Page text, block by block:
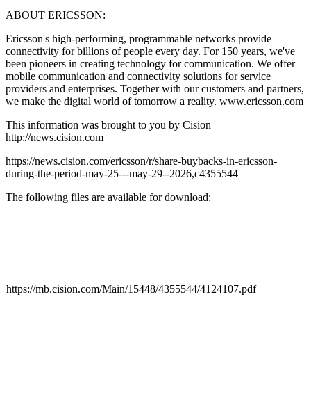
ABOUT ERICSSON:
Ericsson's high-performing, programmable networks provide
connectivity for billions of people every day. For 150 years, we've
been pioneers in creating technology for communication. We offer
mobile communication and connectivity solutions for service
providers and enterprises. Together with our customers and partners,
we make the digital world of tomorrow a reality. www.ericsson.com
This information was brought to you by Cision
http://news.cision.com
https://news.cision.com/ericsson/r/share-buybacks-in-ericsson-
during-the-period-may-25---may-29--2026,c4355544
The following files are available for download:
https://mb.cision.com/Main/15448/4355544/4124107.pdf